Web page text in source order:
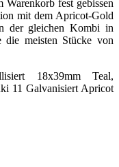
Warenkorb fest gebissen
mit dem Apricot-Gold
der gleichen Kombi in
meisten Stücke von
18x39mm Teal,
11 Galvanisiert Apricot